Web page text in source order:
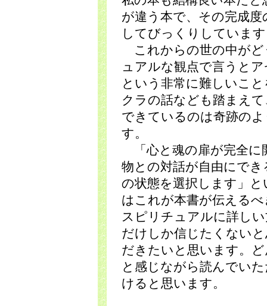
が違う本で、その完成
してびっくりしていま
これからの世の中がど
ュアルな観点で言うと
という非常に難しいこ
クラの話なども踏まえ
できているのは奇跡の
す。
「心と魂の扉が完全に
物との対話が自由にで
の状態を選択します」
はこれが本書が伝える
スピリチュアルに詳し
だけしか信じたくない
だきたいと思います。
と感じながら読んでい
けると思います。